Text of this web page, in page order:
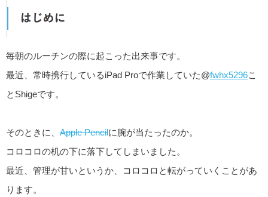
毎朝のルーチンの際に起こった出来事です。
最近、常時携行しているiPad Proで作業していた@fwhx5296こ
とShigeです。
そのときに、 Apple Pencilに腕が当たったのか。
コロコロの机の下に落下してしまいました。
最近、管理が甘いというか、コロコロと転がっていくことがあ
ります。